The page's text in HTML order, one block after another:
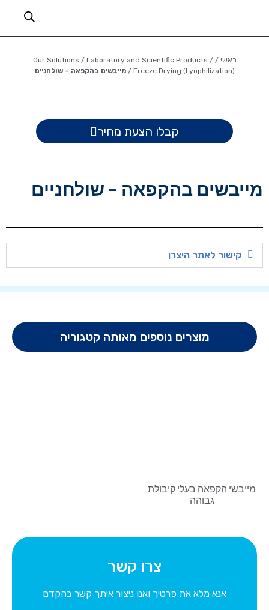
מייבשים בהקפאה – שולחניים
קישור לאתר היצרן
ראשי /
Our Solutions / Laboratory and Scientific Products /
Freeze Drying (Lyophilization)
/מייבשים בהקפאה – שולחניים
קבלו הצעת מחיר
מוצרים נוספים מאותה קטגוריה
מייבשי הקפאה בעלי קיבולת
גבוהה
צרו קשר
אנא מלא את פרטיך ואנו ניצור איתך קשר בהקדם